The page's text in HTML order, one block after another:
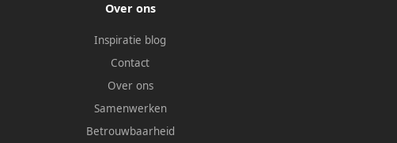
Over ons
Inspiratie blog
Contact
Over ons
Samenwerken
Betrouwbaarheid